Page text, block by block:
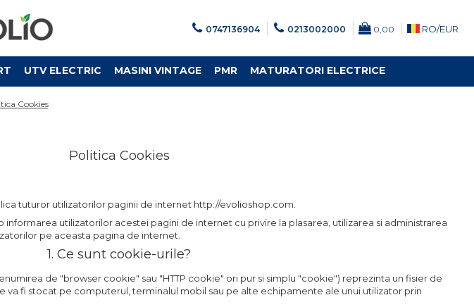
0747136904 0213002000 0,00 RO/EUR
UTV ELECTRIC MASINI VINTAGE PMR MATURATORI ELECTRICE
Cookies
Politica Cookies
tuturor utilizatorilor paginii de internet http://evolioshop.com.
utilizatorilor acestei pagini de internet cu privire la plasarea, utilizarea si administrarea
pe aceasta pagina de internet.
1. Ce sunt cookie-urile?
de "browser cookie" sau "HTTP cookie" ori pur si simplu "cookie") reprezinta un fisier de
va fi stocat pe computerul, terminalul mobil sau pe alte echipamente ale unui utilizator prin